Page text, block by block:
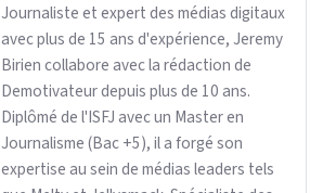
Journaliste et expert des médias digitaux
avec plus de 15 ans d'expérience, Jeremy
Birien collabore avec la rédaction de
Demotivateur depuis plus de 10 ans.
Diplômé de l'ISFJ avec un Master en
Journalisme (Bac +5), il a forgé son
expertise au sein de médias leaders tels